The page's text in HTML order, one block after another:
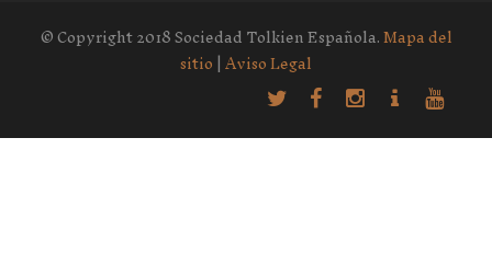
© Copyright 2018 Sociedad Tolkien Española.Mapa del
sitio|Aviso Legal